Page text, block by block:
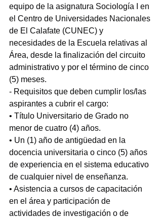
equipo de la asignatura Sociología I en
el Centro de Universidades Nacionales
de El Calafate (CUNEC) y
necesidades de la Escuela relativas al
Área, desde la finalización del circuito
administrativo y por el término de cinco
(5) meses.
- Requisitos que deben cumplir los/las
aspirantes a cubrir el cargo:
• Título Universitario de Grado no
menor de cuatro (4) años.
• Un (1) año de antigüedad en la
docencia universitaria o cinco (5) años
de experiencia en el sistema educativo
de cualquier nivel de enseñanza.
• Asistencia a cursos de capacitación
en el área y participación de
actividades de investigación o de